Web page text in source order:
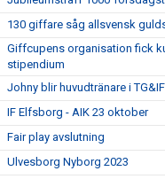
130 giffare såg allsvensk
Giffcupens organisation fick
stipendium
Johny blir huvudtränare i TG&IF
IF Elfsborg - AIK 23 oktober
Fair play avslutning
Ulvesborg Nyborg 2023